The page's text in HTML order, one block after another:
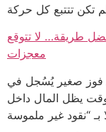
طريقة… لا تتوقع
معجزات
فوز صغير يُسُجل في
للعميل أن 92 ٪ من الوقت يظل المال داخل